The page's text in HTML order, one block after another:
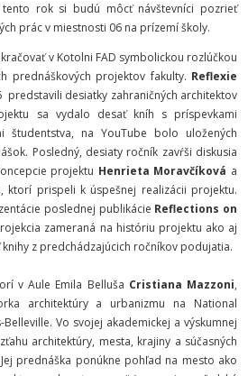
rok si budú môcť návštevníci pozrieť
prác v miestnosti 06 na prízemí školy.
v Kotolni FAD symbolickou rozlúčkou
prednáškových projektov fakulty. Reflexie
predstavili desiatky zahraničných architektov
sa vydalo desať kníh s príspevkami
študentstva, na YouTube bolo uložených
Posledný, desiaty ročník zavŕši diskusia
projektu Henrieta Moravčíková a
ktorí prispeli k úspešnej realizácii projektu.
poslednej publikácie Reflections on
zameraná na históriu projektu ako aj
z predchádzajúcich ročníkov podujatia.
v Aule Emila Belluša Cristiana Mazzoni,
architektúry a urbanizmu na National
Vo svojej akademickej a výskumnej
architektúry, mesta, krajiny a súčasných
prednáška ponúkne pohľad na mesto ako